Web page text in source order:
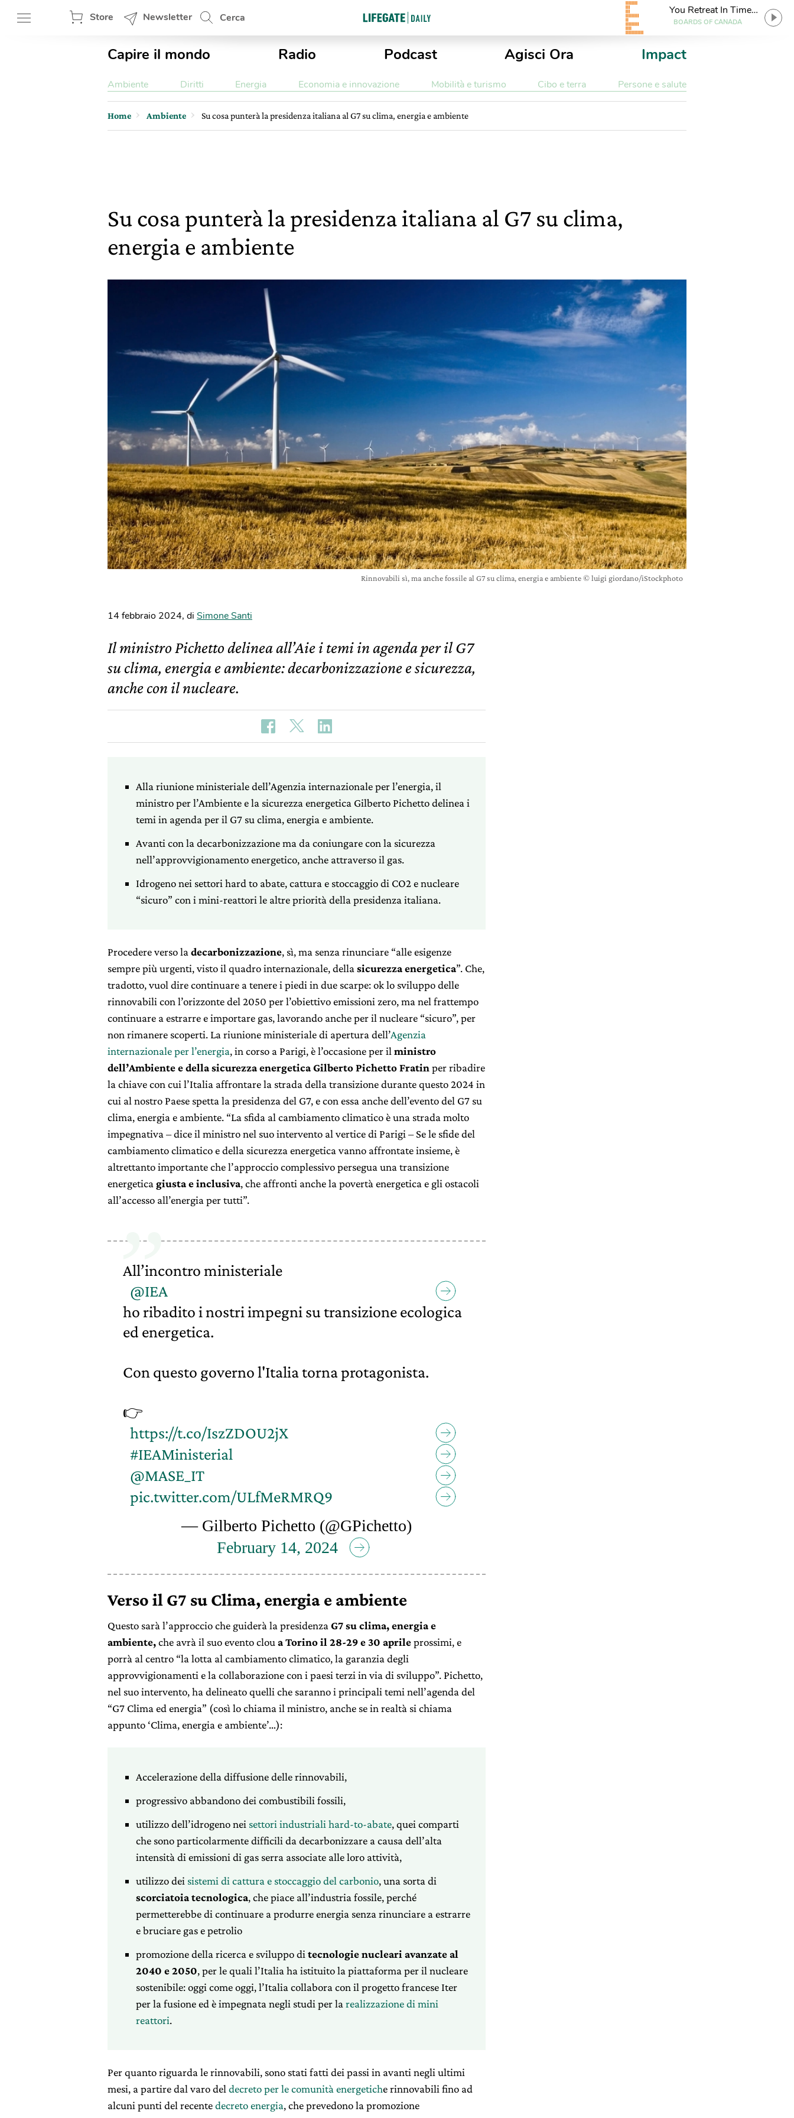
Store Newsletter Cerca
You Retreat In Time
And Space
BOARDS OF CANADA
Capire il mondo Radio Podcast Agisci Ora Impact
Ambiente Diritti Energia Economia e innovazione Mobilità e turismo Cibo e terra Persone e salute
Home Ambiente Su cosa punterà la presidenza italiana al G7 su clima, energia e ambiente
Su cosa punterà la presidenza italiana al G7 su clima,
energia e ambiente
Rinnovabili sì, ma anche fossile al G7 su clima, energia e ambiente © luigi giordano/iStockphoto
14 febbraio 2024, di Simone Santi
Il ministro Pichetto delinea all’Aie i temi in agenda per il G7
su clima, energia e ambiente: decarbonizzazione e sicurezza,
anche con il nucleare.
Alla riunione ministeriale dell’Agenzia internazionale per l’energia, il
ministro per l’Ambiente e la sicurezza energetica Gilberto Pichetto delinea i
temi in agenda per il G7 su clima, energia e ambiente.
Avanti con la decarbonizzazione ma da coniungare con la sicurezza
nell’approvvigionamento energetico, anche attraverso il gas.
Idrogeno nei settori hard to abate, cattura e stoccaggio di CO2 e nucleare
“sicuro” con i mini-reattori le altre priorità della presidenza italiana.
Procedere verso la decarbonizzazione, sì, ma senza rinunciare “alle esigenze
sempre più urgenti, visto il quadro internazionale, della sicurezza energetica”. Che,
tradotto, vuol dire continuare a tenere i piedi in due scarpe: ok lo sviluppo delle
rinnovabili con l’orizzonte del 2050 per l’obiettivo emissioni zero, ma nel frattempo
continuare a estrarre e importare gas, lavorando anche per il nucleare “sicuro”, per
non rimanere scoperti. La riunione ministeriale di apertura dell’Agenzia
internazionale per l’energia, in corso a Parigi, è l’occasione per il ministro
dell’Ambiente e della sicurezza energetica Gilberto Pichetto Fratin per ribadire
la chiave con cui l’Italia affrontare la strada della transizione durante questo 2024 in
cui al nostro Paese spetta la presidenza del G7, e con essa anche dell’evento del G7 su
clima, energia e ambiente. “La sfida al cambiamento climatico è una strada molto
impegnativa – dice il ministro nel suo intervento al vertice di Parigi – Se le sfide del
cambiamento climatico e della sicurezza energetica vanno affrontate insieme, è
altrettanto importante che l’approccio complessivo persegua una transizione
energetica giusta e inclusiva, che affronti anche la povertà energetica e gli ostacoli
all’accesso all’energia per tutti”.
All’incontro ministeriale
@IEA
ho ribadito i nostri impegni su transizione ecologica
ed energetica.
Con questo governo l'Italia torna protagonista.
👉
https://t.co/IszZDOU2jX
#IEAMinisterial
@MASE_IT
pic.twitter.com/ULfMeRMRQ9
— Gilberto Pichetto (@GPichetto)
February 14, 2024
Verso il G7 su Clima, energia e ambiente
Questo sarà l’approccio che guiderà la presidenza G7 su clima, energia e
ambiente,che avrà il suo evento clou a Torino il 28-29 e 30 aprileprossimi, e
porrà al centro “la lotta al cambiamento climatico, la garanzia degli
approvvigionamenti e la collaborazione con i paesi terzi in via di sviluppo”. Pichetto,
nel suo intervento, ha delineato quelli che saranno i principali temi nell’agenda del
“G7 Clima ed energia” (così lo chiama il ministro, anche se in realtà si chiama
appunto ‘Clima, energia e ambiente’…):
Accelerazione della diffusione delle rinnovabili,
progressivo abbandono dei combustibili fossili,
utilizzo dell’idrogeno nei settori industriali hard-to-abate, quei comparti
che sono particolarmente difficili da decarbonizzare a causa dell’alta
intensità di emissioni di gas serra associate alle loro attività,
utilizzo dei sistemi di cattura e stoccaggio del carbonio, una sorta di
scorciatoia tecnologica, che piace all’industria fossile, perché
permetterebbe di continuare a produrre energia senza rinunciare a estrarre
e bruciare gas e petrolio
promozione della ricerca e sviluppo di tecnologie nucleari avanzate al
2040 e 2050, per le quali l’Italia ha istituito la piattaforma per il nucleare
sostenibile: oggi come oggi, l’Italia collabora con il progetto francese Iter
per la fusione ed è impegnata negli studi per la realizzazione di mini
reattori.
Per quanto riguarda le rinnovabili, sono stati fatti dei passi in avanti negli ultimi
mesi, a partire dal varo del decreto per le comunità energetiche rinnovabili fino ad
alcuni punti del recentedecreto energia, che prevedono la promozione